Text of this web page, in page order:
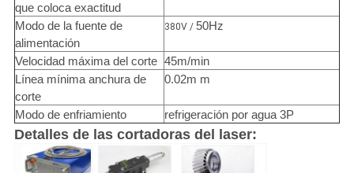
que coloca exactitud
Modo de la fuente de
alimentación
380V / 50Hz
Velocidad máxima del corte 45m/min
Línea mínima anchura de
corte
0.02m m
Modo de enfriamiento refrigeración por agua 3P
Detalles de las cortadoras del laser: